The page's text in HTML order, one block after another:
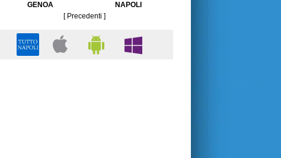
GENOA
NAPOLI
[ Precedenti ]